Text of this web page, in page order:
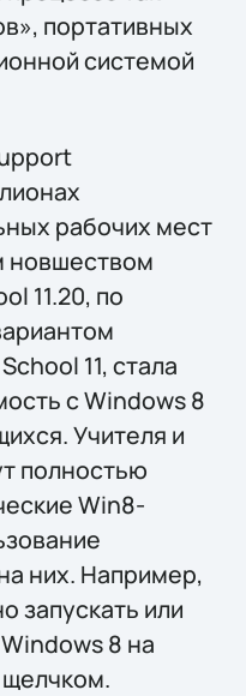
портативных
системой
рабочих мест
новшеством
11.20, по
11, стала
с Windows 8
Учителя и
полностью
Win8-
них. Например,
запускать или
8 на